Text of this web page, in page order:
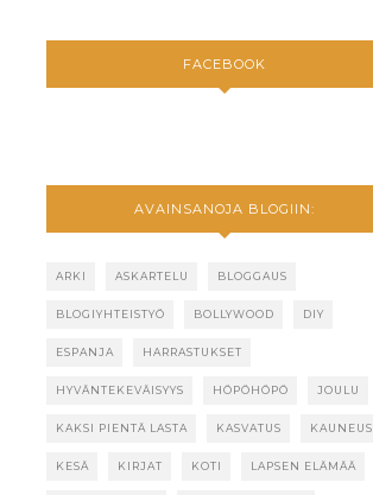
FACEBOOK
AVAINSANOJA BLOGIIN:
ARKI ASKARTELU BLOGGAUS
BLOGIYHTEISTYÖ BOLLYWOOD DIY
ESPANJA HARRASTUKSET
HYVÄNTEKEVÄISYYS HÖPÖHÖPÖ JOULU
KAKSI PIENTÄ LASTA KASVATUS KAUNEUS
KESÄ KIRJAT KOTI LAPSEN ELÄMÄÄ